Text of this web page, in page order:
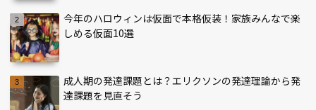
今年のハロウィンは仮面で本格仮装！家族みんなで楽
しめる仮面10選
成人期の発達課題とは？エリクソンの発達理論から発
達課題を見直そう